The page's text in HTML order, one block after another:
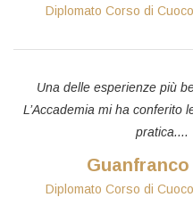
Diplomato Corso di
Una delle esperienze più
L’Accademia mi ha conferito
pratica....
Diplomato Corso di